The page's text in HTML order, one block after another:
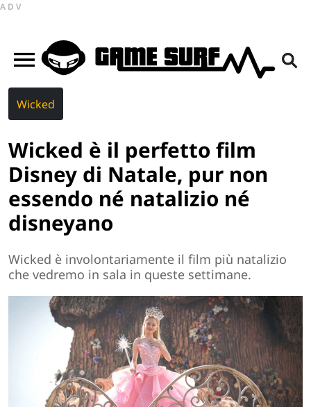
ADV
Wicked
Wicked è il perfetto film
Disney di Natale, pur non
essendo né natalizio né
disneyano
Wicked è involontariamente il film più natalizio
che vedremo in sala in queste settimane.